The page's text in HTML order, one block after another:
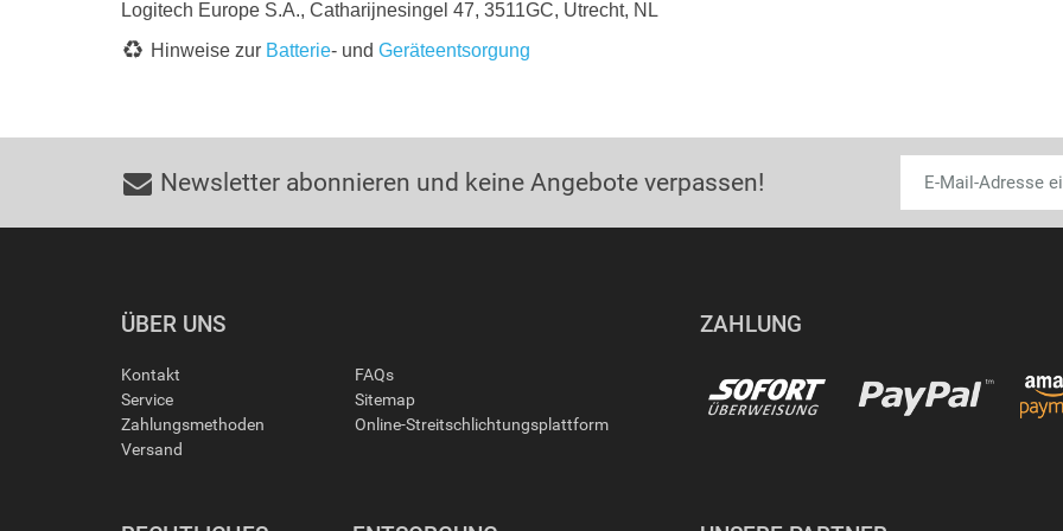
Logitech Europe S.A., Catharijnesingel 47, 3511GC, Utrecht, NL
Hinweise zur Batterie- und Geräteentsorgung
Newsletter abonnieren und keine Angebote verpassen!
ÜBER UNS
Kontakt
Service
Zahlungsmethoden
Versand
FAQs
Sitemap
Online-Streitschlichtungsplattform
ZAHLUNG